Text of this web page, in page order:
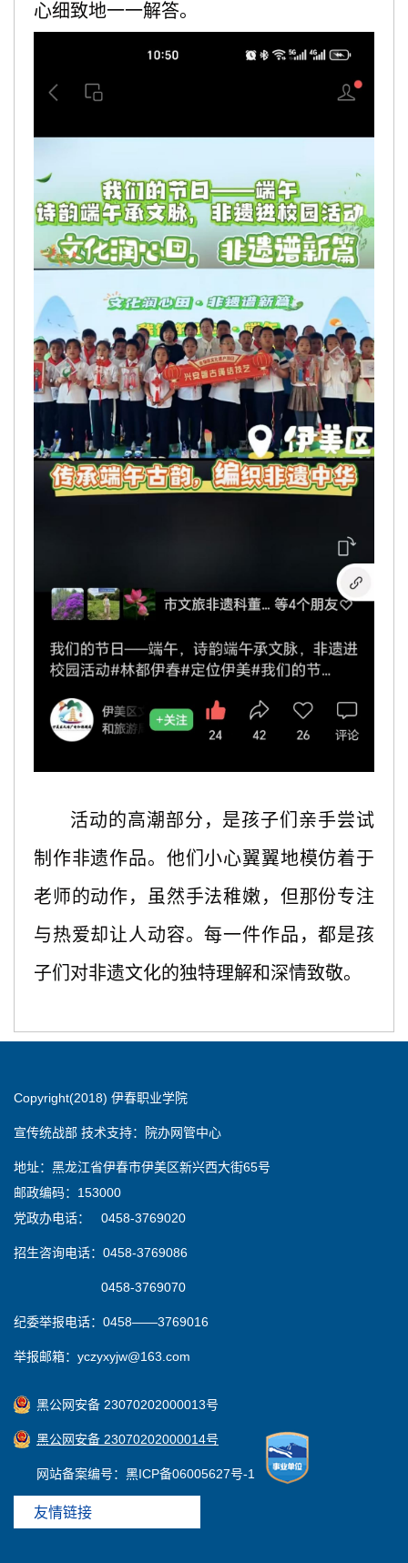
心细致地一一解答。
活动的高潮部分，是孩子们亲手尝试
制作非遗作品。他们小心翼翼地模仿着于
老师的动作，虽然手法稚嫩，但那份专注
与热爱却让人动容。每一件作品，都是孩
子们对非遗文化的独特理解和深情致敬。
Copyright(2018) 伊春职业学院
宣传统战部 技术支持：院办网管中心
地址：黑龙江省伊春市伊美区新兴西大街65号
邮政编码：153000
党政办电话： 0458-3769020
招生咨询电话：0458-3769086
0458-3769070
纪委举报电话：0458——3769016
举报邮箱：yczyxyjw@163.com
黑公网安备 23070202000013号
黑公网安备 23070202000014号
网站备案编号：黑ICP备06005627号-1
友情链接